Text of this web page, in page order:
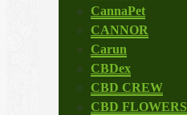
CannaPet
CANNOR
Carun
CBDex
CBD CREW
CBD FLOWERS